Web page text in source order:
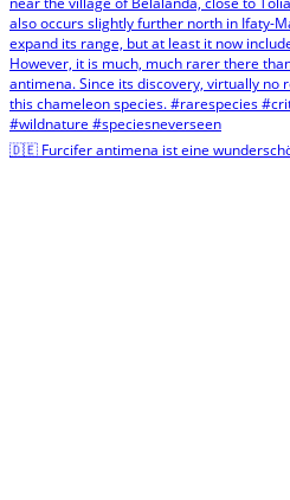
🇩🇪 Furcifer antimena ist eine